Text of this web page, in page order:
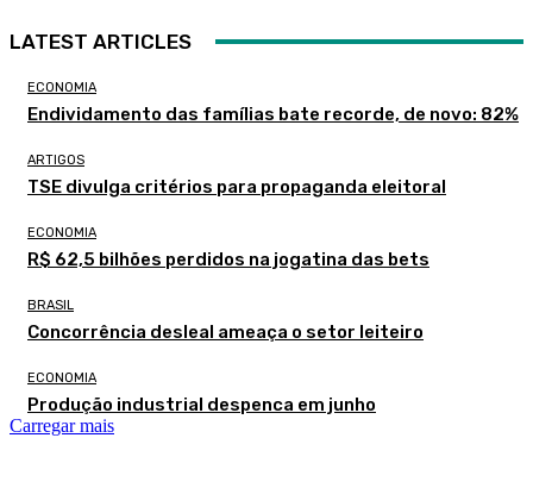
LATEST ARTICLES
ECONOMIA
Endividamento das famílias bate recorde, de novo: 82%
ARTIGOS
TSE divulga critérios para propaganda eleitoral
ECONOMIA
R$ 62,5 bilhões perdidos na jogatina das bets
BRASIL
Concorrência desleal ameaça o setor leiteiro
ECONOMIA
Produção industrial despenca em junho
Carregar mais